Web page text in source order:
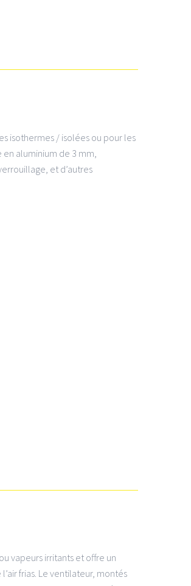
isothermes / isolées ou pour les
aluminium de 3 mm,
et d’autres
vapeurs irritants et offre un
frias. Le ventilateur, montés